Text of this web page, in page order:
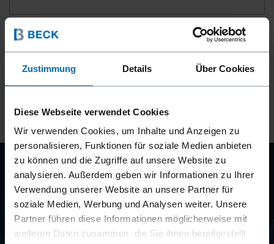
Zustimmung Details Über Cookies
Diese Webseite verwendet Cookies
Wir verwenden Cookies, um Inhalte und Anzeigen zu
personalisieren, Funktionen für soziale Medien anbieten
zu können und die Zugriffe auf unsere Website zu
analysieren. Außerdem geben wir Informationen zu Ihrer
Verwendung unserer Website an unsere Partner für
soziale Medien, Werbung und Analysen weiter. Unsere
Partner führen diese Informationen möglicherweise mit
weiteren Daten zusammen, die Sie ihnen bereitgestellt
Datenschutzerklärung*
Ich habe die Datenschutzbestimmungen zur Kenntnis genommen und
stimme ihnen uneingeschränkt zu.
BEYOND
FASTENING